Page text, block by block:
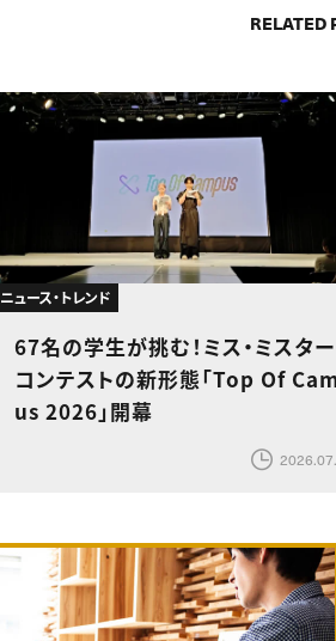
RELATED
ニュース・トレンド
67名の学生が挑む！ミス・ミスター
コンテストの新形態「Top Of
us 2026」開幕